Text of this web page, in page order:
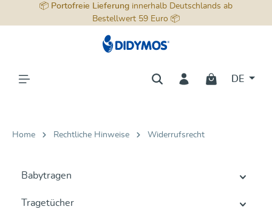
springen
📦 Portofreie Lieferung innerhalb Deutschlands ab
Bestellwert 59 Euro 📦
DE
Home Rechtliche Hinweise Widerrufsrecht
Babytragen
Tragetücher